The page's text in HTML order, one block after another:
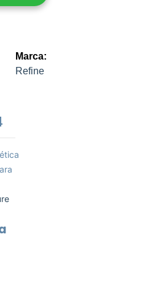
Marca:
Refine